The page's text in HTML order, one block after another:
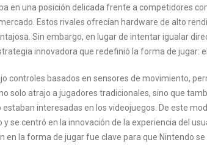
en una posición delicada frente a competidores
Estos rivales ofrecían hardware de alto
Sin embargo, en lugar de intentar igualar
innovadora que redefinió la forma de jugar: el
controles basados en sensores de movimiento,
solo atrajo a jugadores tradicionales, sino que
interesadas en los videojuegos. De este
se centró en la innovación de la experiencia del
en la forma de jugar fue clave para que Nintendo